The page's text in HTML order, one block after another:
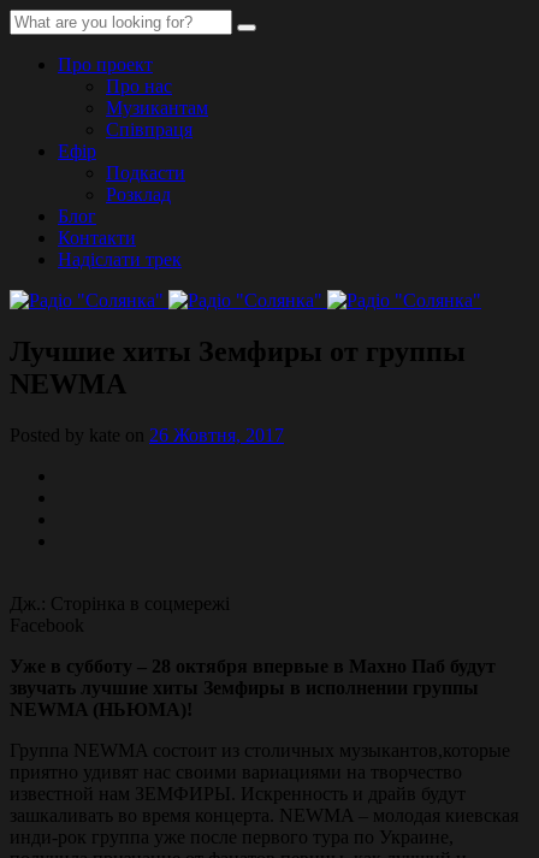
Про проект
Про нас
Музикантам
Співпраця
Ефір
Подкасти
Розклад
Блог
Контакти
Надіслати трек
Лучшие хиты Земфиры от группы
NEWMA
Posted by kate on 26 Жовтня, 2017
Дж.: Сторінка в соцмережі
Facebook
Уже в субботу – 28 октября впервые в Махно Паб будут
звучать лучшие хиты Земфиры в исполнении группы
NEWMA (НЬЮМА)!
Группа NEWMA состоит из столичных музыкантов,которые
приятно удивят нас своими вариациями на творчество
известной нам ЗЕМФИРЫ. Искренность и драйв будут
зашкаливать во время концерта.
NEWMA – молодая киевская
инди-рок группа уже после первого тура по Украине,